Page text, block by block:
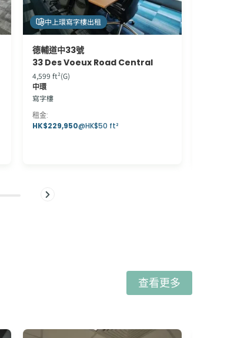
中上環寫字樓出租
德輔道中33號
33 Des Voeux Road Central
4,599 ft²(G)
中環
寫字樓
租金:
HK$229,950@HK$50 ft²
查看更多